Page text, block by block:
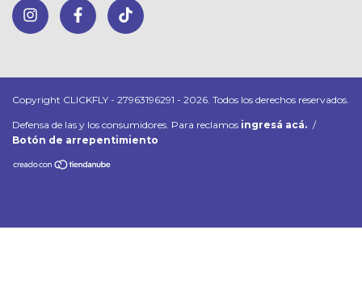
Copyright CLICKFLY - 27963196291 - 2026. Todos los derechos reservados.
Defensa de las y los consumidores. Para reclamos ingresá acá. /
Botón de arrepentimiento